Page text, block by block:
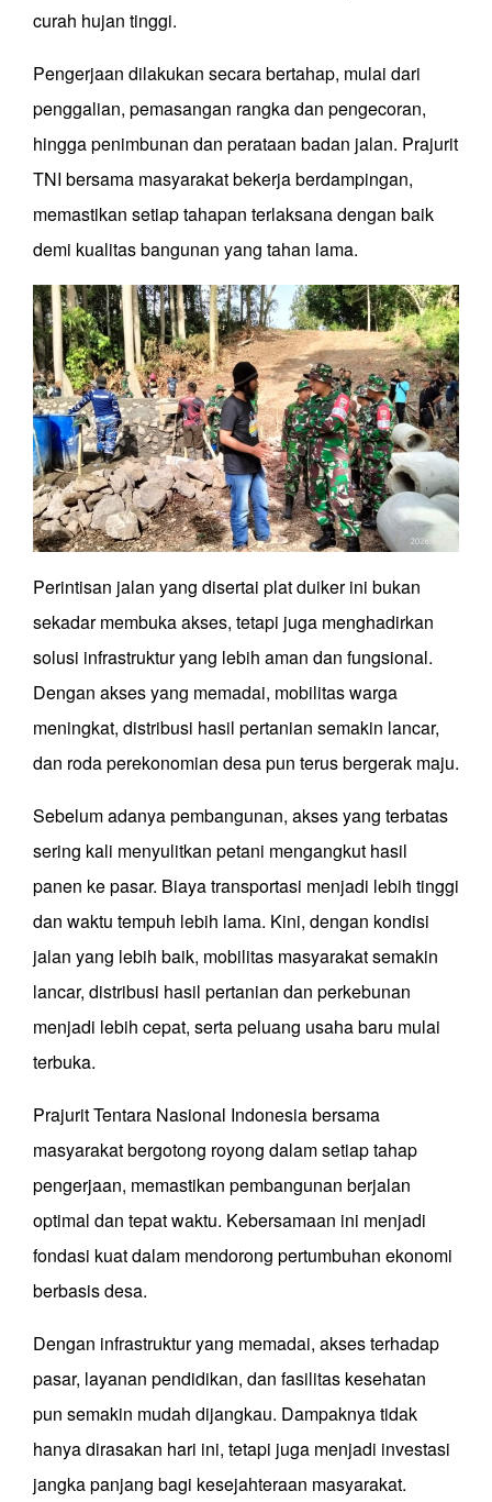
curah hujan tinggi.
Pengerjaan dilakukan secara bertahap, mulai dari
penggalian, pemasangan rangka dan pengecoran,
hingga penimbunan dan perataan badan jalan. Prajurit
TNI bersama masyarakat bekerja berdampingan,
memastikan setiap tahapan terlaksana dengan baik
demi kualitas bangunan yang tahan lama.
Perintisan jalan yang disertai plat duiker ini bukan
sekadar membuka akses, tetapi juga menghadirkan
solusi infrastruktur yang lebih aman dan fungsional.
Dengan akses yang memadai, mobilitas warga
meningkat, distribusi hasil pertanian semakin lancar,
dan roda perekonomian desa pun terus bergerak maju.
Sebelum adanya pembangunan, akses yang terbatas
sering kali menyulitkan petani mengangkut hasil
panen ke pasar. Biaya transportasi menjadi lebih tinggi
dan waktu tempuh lebih lama. Kini, dengan kondisi
jalan yang lebih baik, mobilitas masyarakat semakin
lancar, distribusi hasil pertanian dan perkebunan
menjadi lebih cepat, serta peluang usaha baru mulai
terbuka.
Prajurit Tentara Nasional Indonesia bersama
masyarakat bergotong royong dalam setiap tahap
pengerjaan, memastikan pembangunan berjalan
optimal dan tepat waktu. Kebersamaan ini menjadi
fondasi kuat dalam mendorong pertumbuhan ekonomi
berbasis desa.
Dengan infrastruktur yang memadai, akses terhadap
pasar, layanan pendidikan, dan fasilitas kesehatan
pun semakin mudah dijangkau. Dampaknya tidak
hanya dirasakan hari ini, tetapi juga menjadi investasi
jangka panjang bagi kesejahteraan masyarakat.